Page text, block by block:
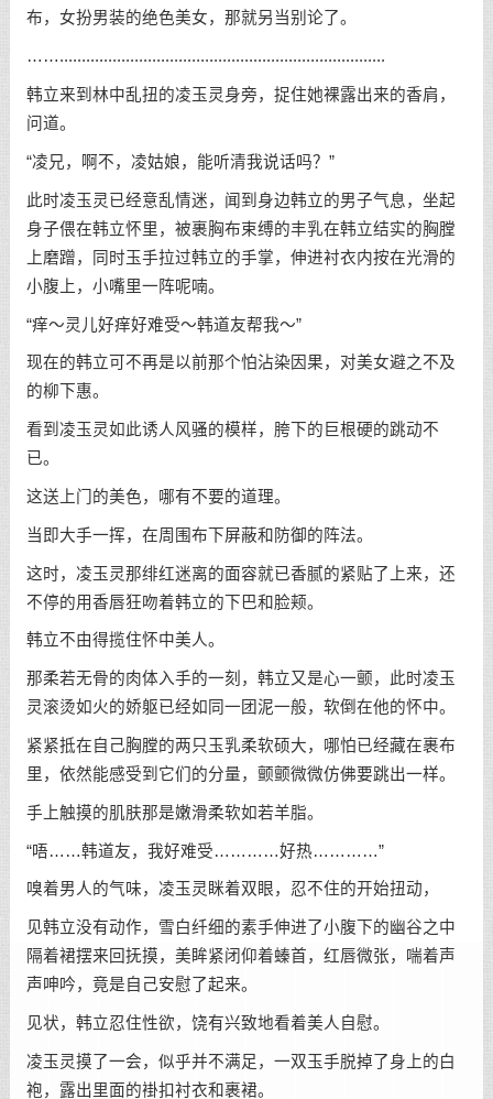
布，女扮男装的绝色美女，那就另当别论了。
……..........................................................................
韩立来到林中乱扭的凌玉灵身旁，捉住她裸露出来的香肩，
问道。
“凌兄，啊不，凌姑娘，能听清我说话吗？”
此时凌玉灵已经意乱情迷，闻到身边韩立的男子气息，坐起
身子偎在韩立怀里，被裹胸布束缚的丰乳在韩立结实的胸膛
上磨蹭，同时玉手拉过韩立的手掌，伸进衬衣内按在光滑的
小腹上，小嘴里一阵呢喃。
“痒～灵儿好痒好难受～韩道友帮我～”
现在的韩立可不再是以前那个怕沾染因果，对美女避之不及
的柳下惠。
看到凌玉灵如此诱人风骚的模样，胯下的巨根硬的跳动不
已。
这送上门的美色，哪有不要的道理。
当即大手一挥，在周围布下屏蔽和防御的阵法。
这时，凌玉灵那绯红迷离的面容就已香腻的紧贴了上来，还
不停的用香唇狂吻着韩立的下巴和脸颊。
韩立不由得揽住怀中美人。
那柔若无骨的肉体入手的一刻，韩立又是心一颤，此时凌玉
灵滚烫如火的娇躯已经如同一团泥一般，软倒在他的怀中。
紧紧抵在自己胸膛的两只玉乳柔软硕大，哪怕已经藏在裹布
里，依然能感受到它们的分量，颤颤微微仿佛要跳出一样。
手上触摸的肌肤那是嫩滑柔软如若羊脂。
“唔……韩道友，我好难受…………好热…………”
嗅着男人的气味，凌玉灵眯着双眼，忍不住的开始扭动，
见韩立没有动作，雪白纤细的素手伸进了小腹下的幽谷之中
隔着裙摆来回抚摸，美眸紧闭仰着螓首，红唇微张，喘着声
声呻吟，竟是自己安慰了起来。
见状，韩立忍住性欲，饶有兴致地看着美人自慰。
凌玉灵摸了一会，似乎并不满足，一双玉手脱掉了身上的白
袍，露出里面的褂扣衬衣和裹裙。